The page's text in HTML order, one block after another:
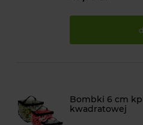
Bombki 6 cm
kwadratowej